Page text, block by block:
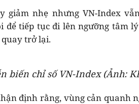
giảm nhẹ nhưng VN-Index
để tiếp tục đi lên ngưỡng tâm
trở lại.
biến chỉ số VN-Index (Ảnh:
định rằng, vùng cản quanh